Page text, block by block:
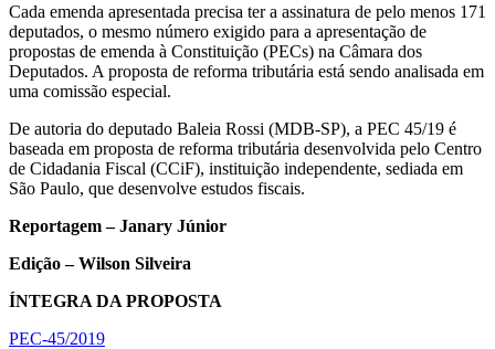
Cada emenda apresentada precisa ter a assinatura de pelo menos 171
deputados, o mesmo número exigido para a apresentação de
propostas de emenda à Constituição (PECs) na Câmara dos
Deputados. A proposta de reforma tributária está sendo analisada em
uma comissão especial.
De autoria do deputado Baleia Rossi (MDB-SP), a PEC 45/19 é
baseada em proposta de reforma tributária desenvolvida pelo Centro
de Cidadania Fiscal (CCiF), instituição independente, sediada em
São Paulo, que desenvolve estudos fiscais.
Reportagem – Janary Júnior
Edição – Wilson Silveira
ÍNTEGRA DA PROPOSTA
PEC-45/2019